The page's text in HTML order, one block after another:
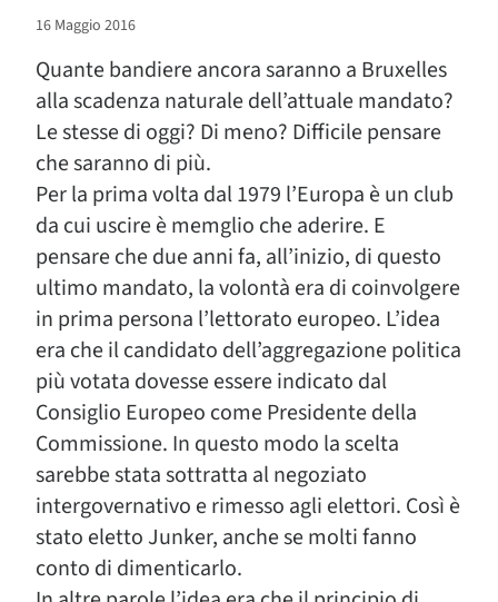
16 Maggio 2016
Quante bandiere ancora saranno a Bruxelles
alla scadenza naturale dell’attuale mandato?
Le stesse di oggi? Di meno? Difficile pensare
che saranno di più.
Per la prima volta dal 1979 l’Europa è un club
da cui uscire è memglio che aderire. E
pensare che due anni fa, all’inizio, di questo
ultimo mandato, la volontà era di coinvolgere
in prima persona l’lettorato europeo. L’idea
era che il candidato dell’aggregazione politica
più votata dovesse essere indicato dal
Consiglio Europeo come Presidente della
Commissione. In questo modo la scelta
sarebbe stata sottratta al negoziato
intergovernativo e rimesso agli elettori. Così è
stato eletto Junker, anche se molti fanno
conto di dimenticarlo.